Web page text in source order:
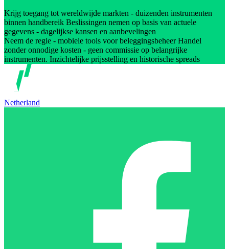
Krijg toegang tot wereldwijde markten - duizenden instrumenten
binnen handbereik Beslissingen nemen op basis van actuele
gegevens - dagelijkse kansen en aanbevelingen
Neem de regie - mobiele tools voor beleggingsbeheer Handel
zonder onnodige kosten - geen commissie op belangrijke
instrumenten. Inzichtelijke prijsstelling en historische spreads
Netherland